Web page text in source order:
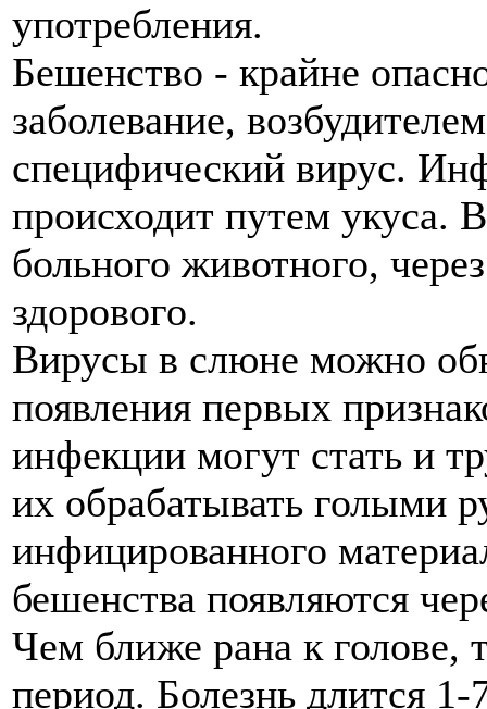
употребления.
Бешенство - крайне
заболевание,
специфический вирус.
происходит путем укуса.
больного животного,
здорового.
Вирусы в слюне можно
появления первых
инфекции могут стать и
их обрабатывать голыми
инфицированного
бешенства появляются
Чем ближе рана к голове,
период. Болезнь длится